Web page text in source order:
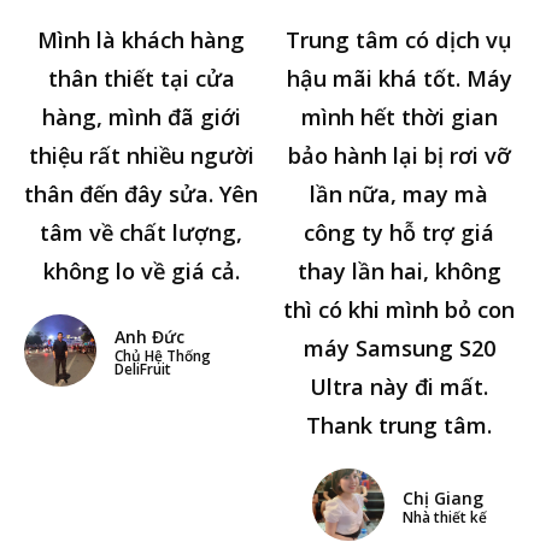
Mình là khách hàng
thân thiết tại cửa
hàng, mình đã giới
thiệu rất nhiều người
thân đến đây sửa. Yên
tâm về chất lượng,
không lo về giá cả.
Anh Đức
Chủ Hệ Thống
DeliFruit
Trung tâm có dịch vụ
hậu mãi khá tốt. Máy
mình hết thời gian
bảo hành lại bị rơi vỡ
lần nữa, may mà
công ty hỗ trợ giá
thay lần hai, không
thì có khi mình bỏ con
máy Samsung S20
Ultra này đi mất.
Thank trung tâm.
Chị Giang
Nhà thiết kế